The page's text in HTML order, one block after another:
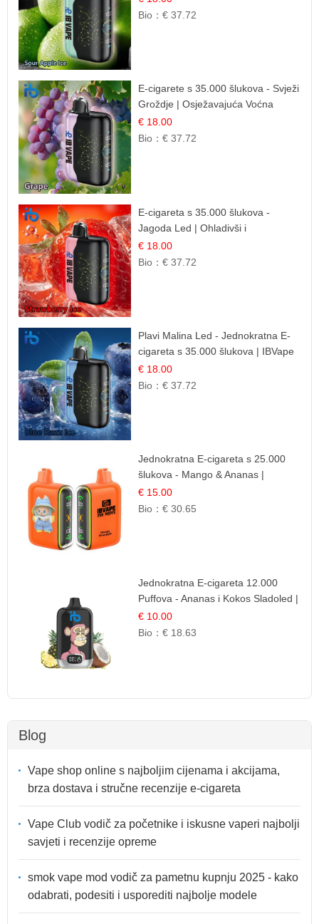
Bio：€ 37.72
E-cigarete s 35.000 šlukova - Svježi
Groždje | Osježavajuća Voćna
Aroma
€ 18.00
Bio：€ 37.72
E-cigareta s 35.000 šlukova -
Jagoda Led | Ohladivši i
Osježavajući Okus
€ 18.00
Bio：€ 37.72
Plavi Malina Led - Jednokratna E-
cigareta s 35.000 šlukova | IBVape
€ 18.00
Bio：€ 37.72
Jednokratna E-cigareta s 25.000
šlukova - Mango & Ananas |
Egzotična Voćna Mješavina
€ 15.00
Bio：€ 30.65
Jednokratna E-cigareta 12.000
Puffova - Ananas i Kokos Sladoled |
Tropski Desert
€ 10.00
Bio：€ 18.63
Blog
Vape shop online s najboljim cijenama i akcijama,
brza dostava i stručne recenzije e-cigareta
Vape Club vodič za početnike i iskusne vaperi najbolji
savjeti i recenzije opreme
smok vape mod vodič za pametnu kupnju 2025 - kako
odabrati, podesiti i usporediti najbolje modele